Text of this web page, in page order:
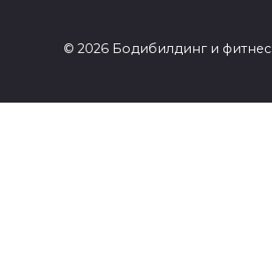
© 2026 Бодибилдинг и фитнес